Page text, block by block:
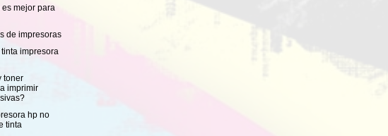
mejor para
de impresoras
impresora
toner
imprimir
hp no
tinta